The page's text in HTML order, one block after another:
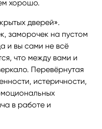
хорошо.
дверей».
заморочек на пустом
и вы сами не всё
что между вами и
Перевёрнутая
истеричности,
в работе и